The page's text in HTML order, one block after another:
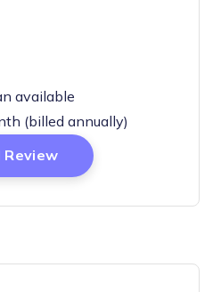
available
(billed annually)
ReviewOpens New Window